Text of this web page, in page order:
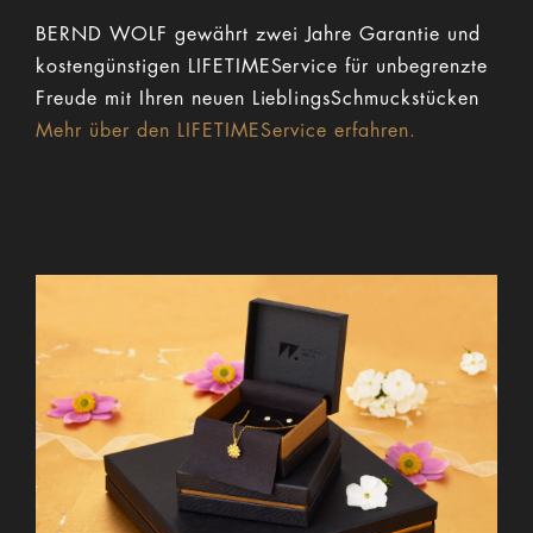
BERND WOLF gewährt zwei Jahre Garantie und
kostengünstigen LIFETIMEService für unbegrenzte
Freude mit Ihren neuen LieblingsSchmuckstücken
Mehr über den LIFETIMEService erfahren.